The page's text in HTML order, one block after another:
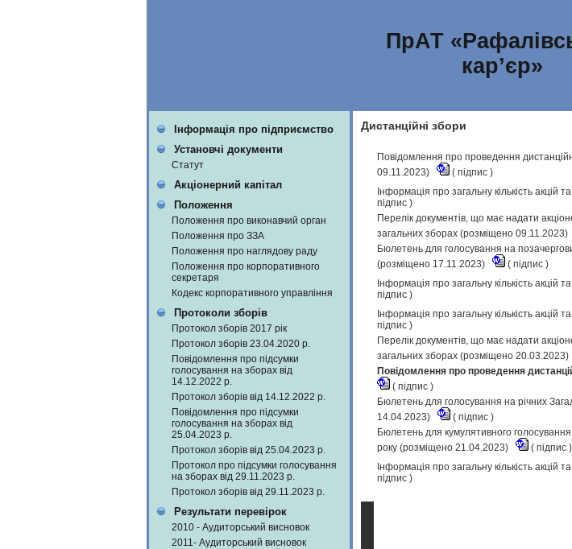
ПрАТ
кар’єр»
Інформація про підприємство
Установчі документи
Статут
Акціонерний капітал
Положення
Положення про виконавчий орган
Положення про ЗЗА
Положення про наглядову раду
Положення про корпоративного
секретаря
Кодекс корпоративного управління
Протоколи зборів
Протокол зборів 2017 рік
Протокол зборів 23.04.2020 р.
Повідомлення про підсумки
голосування на зборах від
14.12.2022 р.
Протокол зборів від 14.12.2022 р.
Повідомлення про підсумки
голосування на зборах від
25.04.2023 р.
Протокол зборів від 25.04.2023 р.
Протокол про підсумки голосування
на зборах від 29.11.2023 р.
Протокол зборів від 29.11.2023 р.
Результати перевірок
2010 - Аудиторський висновок
2011- Аудиторський висновок
Дистанційні збори
Повідомлення про проведення
09.11.2023)
( підпис )
Інформація про загальну кількість
підпис )
Перелік документів, що має надати
загальних зборах (розміщено 09.11.2023)
Бюлетень для голосування на
(розміщено 17.11.2023)
( підпис )
Інформація про загальну кількість
підпис )
Інформація про загальну кількість
підпис )
Перелік документів, що має надати
загальних зборах (розміщено 20.03.2023)
Повідомлення про проведення
( підпис )
Бюлетень для голосування на річних
14.04.2023)
( підпис )
Бюлетень для кумулятивного
року (розміщено 21.04.2023)
( підпис )
Інформація про загальну кількість
підпис )